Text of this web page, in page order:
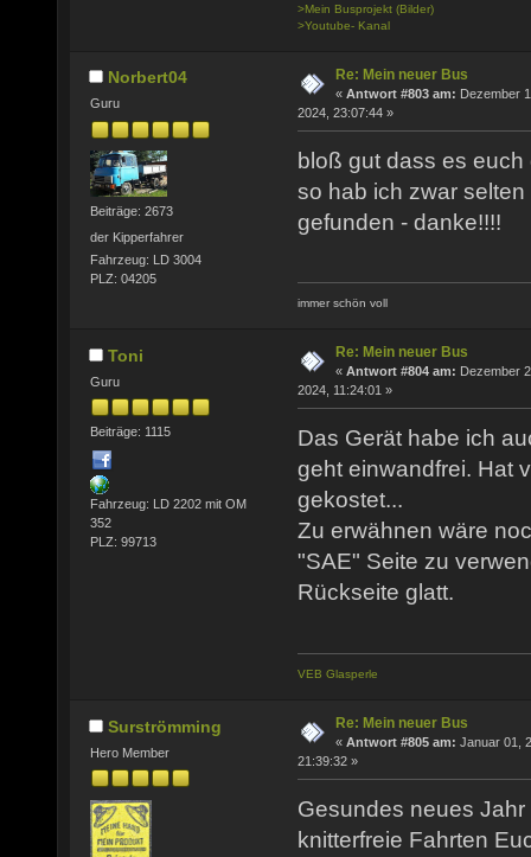
>Mein Busprojekt (Bilder)
>Youtube- Kanal
Norbert04
Guru
Beiträge: 2673
der Kipperfahrer
Fahrzeug: LD 3004
PLZ: 04205
Re: Mein neuer Bus
« Antwort #803 am: Dezember
2024, 23:07:44 »
bloß gut dass es euch
so hab ich zwar
gefunden - danke!!!!
immer schön voll
Toni
Guru
Beiträge: 1115
Fahrzeug: LD 2202 mit OM
352
PLZ: 99713
Re: Mein neuer Bus
« Antwort #804 am: Dezember
2024, 11:24:01 »
Das Gerät habe ich
geht einwandfrei. Hat
gekostet...
Zu erwähnen wäre
"SAE" Seite zu
Rückseite glatt.
VEB Glasperle
Surströmming
Hero Member
Re: Mein neuer Bus
« Antwort #805 am: Januar 01,
21:39:32 »
Gesundes neues
knitterfreie Fahrten